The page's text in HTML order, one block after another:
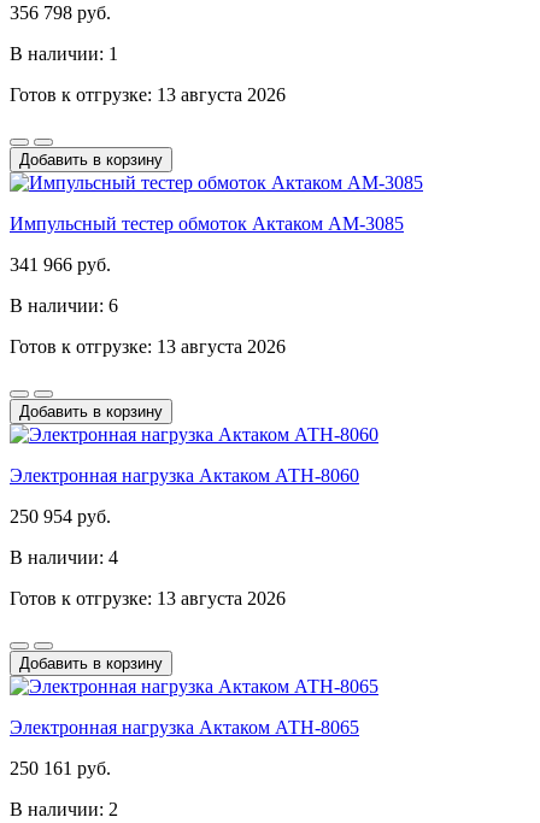
356 798 руб.
В наличии: 1
Готов к отгрузке: 13 августа 2026
Добавить в корзину
Импульсный тестер обмоток Актаком АМ-3085
341 966 руб.
В наличии: 6
Готов к отгрузке: 13 августа 2026
Добавить в корзину
Электронная нагрузка Актаком АТН-8060
250 954 руб.
В наличии: 4
Готов к отгрузке: 13 августа 2026
Добавить в корзину
Электронная нагрузка Актаком АТН-8065
250 161 руб.
В наличии: 2